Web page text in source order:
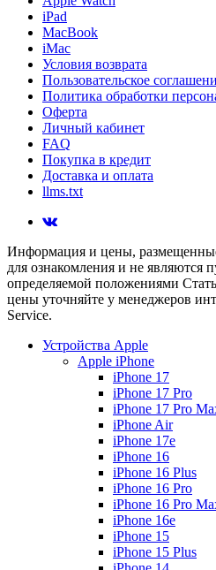
iPad
MacBook
iMac
Условия возврата
Пользовательское
Политика обработки
Оферта
Личный кабинет
FAQ
Покупка в кредит
Доставка и оплата
llms.txt
Информация и цены,
для ознакомления и не являются
определяемой положениями
цены уточняйте у менеджеров
Service.
Устройства Apple
Apple iPhone
iPhone 17
iPhone 17 Pro
iPhone 17 Pro
iPhone Air
iPhone 17e
iPhone 16
iPhone 16 Plus
iPhone 16 Pro
iPhone 16 Pro
iPhone 16e
iPhone 15
iPhone 15 Plus